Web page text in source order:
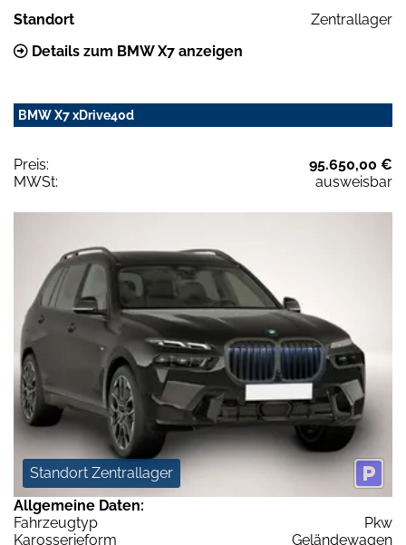
Standort
Zentrallager
Details zum BMW X7 anzeigen
BMW X7 xDrive40d
Preis:
95.650,00 €
MWSt:
ausweisbar
Standort Zentrallager
Allgemeine Daten:
Fahrzeugtyp
Pkw
Karosserieform
Geländewagen